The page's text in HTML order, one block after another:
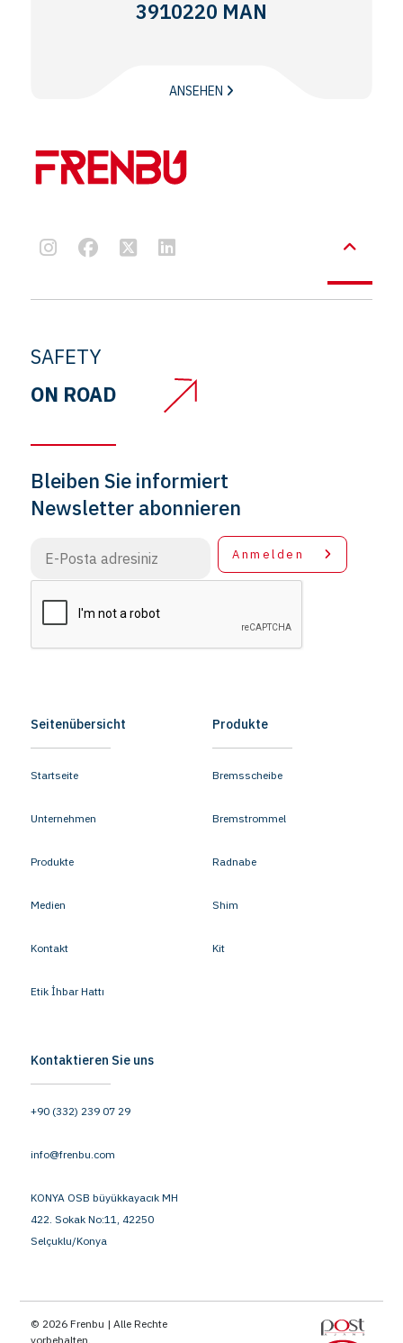
3910220 MAN
ANSEHEN
SAFETY
ON ROAD
Bleiben Sie informiert
Newsletter abonnieren
Anmelden
Seitenübersicht
Startseite
Unternehmen
Produkte
Medien
Kontakt
Etik İhbar Hattı
Produkte
Bremsscheibe
Bremstrommel
Radnabe
Shim
Kit
Kontaktieren Sie uns
+90 (332) 239 07 29
info@frenbu.com
KONYA OSB büyükkayacık MH
422. Sokak No:11, 42250
Selçuklu/Konya
© 2026 Frenbu | Alle Rechte
vorbehalten.